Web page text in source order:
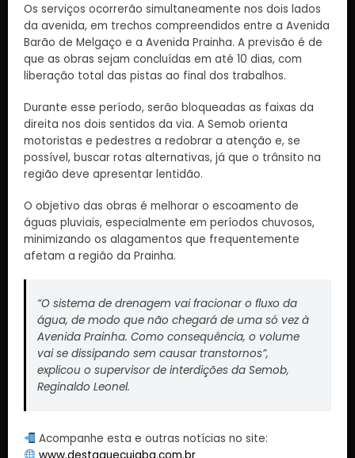
Os serviços ocorrerão simultaneamente nos dois lados
da avenida, em trechos compreendidos entre a Avenida
Barão de Melgaço e a Avenida Prainha. A previsão é de
que as obras sejam concluídas em até 10 dias, com
liberação total das pistas ao final dos trabalhos.
Durante esse período, serão bloqueadas as faixas da
direita nos dois sentidos da via. A Semob orienta
motoristas e pedestres a redobrar a atenção e, se
possível, buscar rotas alternativas, já que o trânsito na
região deve apresentar lentidão.
O objetivo das obras é melhorar o escoamento de
águas pluviais, especialmente em períodos chuvosos,
minimizando os alagamentos que frequentemente
afetam a região da Prainha.
“O sistema de drenagem vai fracionar o fluxo da
água, de modo que não chegará de uma só vez à
Avenida Prainha. Como consequência, o volume
vai se dissipando sem causar transtornos”,
explicou o supervisor de interdições da Semob,
Reginaldo Leonel.
Acompanhe esta e outras notícias no site: